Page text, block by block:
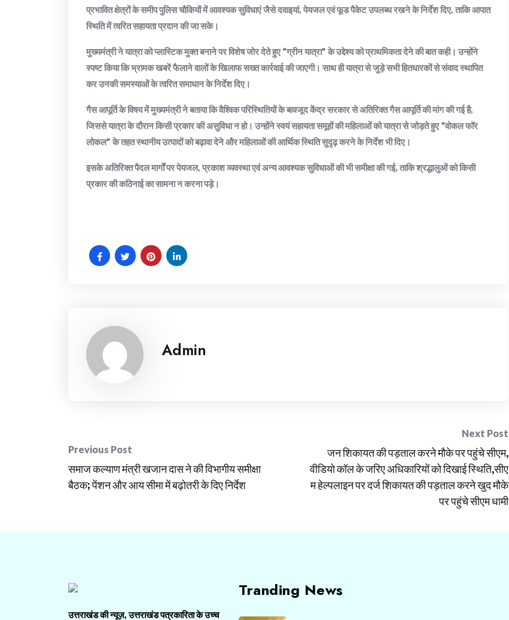
प्रभावित क्षेत्रों के समीप पुलिस चौकियों में आवश्यक सुविधाएं जैसे दवाइयां, पेयजल एवं फूड पैकेट उपलब्ध रखने के निर्देश दिए, ताकि आपात
स्थिति में त्वरित सहायता प्रदान की जा सके।
मुख्यमंत्री ने यात्रा को प्लास्टिक मुक्त बनाने पर विशेष जोर देते हुए “ग्रीन यात्रा” के उद्देश्य को प्राथमिकता देने की बात कही। उन्होंने
स्पष्ट किया कि भ्रामक खबरें फैलाने वालों के खिलाफ सख्त कार्रवाई की जाएगी। साथ ही यात्रा से जुड़े सभी हितधारकों से संवाद स्थापित
कर उनकी समस्याओं के त्वरित समाधान के निर्देश दिए।
गैस आपूर्ति के विषय में मुख्यमंत्री ने बताया कि वैश्विक परिस्थितियों के बावजूद केंद्र सरकार से अतिरिक्त गैस आपूर्ति की मांग की गई है,
जिससे यात्रा के दौरान किसी प्रकार की असुविधा न हो। उन्होंने स्वयं सहायता समूहों की महिलाओं को यात्रा से जोड़ते हुए “वोकल फॉर
लोकल” के तहत स्थानीय उत्पादों को बढ़ावा देने और महिलाओं की आर्थिक स्थिति सुदृढ़ करने के निर्देश भी दिए।
इसके अतिरिक्त पैदल मार्गों पर पेयजल, प्रकाश व्यवस्था एवं अन्य आवश्यक सुविधाओं की भी समीक्षा की गई, ताकि श्रद्धालुओं को किसी
प्रकार की कठिनाई का सामना न करना पड़े।
Admin
Post
navigation
Previous Post
समाज कल्याण मंत्री खजान दास ने की विभागीय समीक्षा
बैठक; पेंशन और आय सीमा में बढ़ोतरी के दिए निर्देश
Next Post
जन शिकायत की पड़ताल करने मौके पर पहुंचे सीएम,
वीडियो कॉल के जरिए अधिकारियों को दिखाई स्थिति,सीए
म हेल्पलाइन पर दर्ज शिकायत की पड़ताल करने खुद मौके
पर पहुंचे सीएम धामी
उत्तराखंड की न्यूज़, उत्तराखंड पत्रकारिता के उच्च
Tranding News